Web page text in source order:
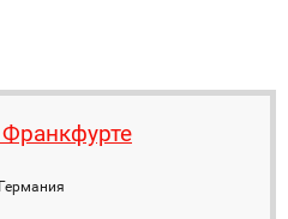
Германия